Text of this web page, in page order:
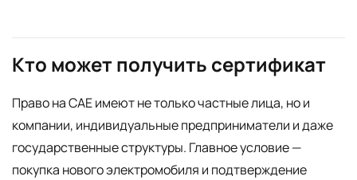
Кто может получить сертификат
Право на CAE имеют не только частные лица, но и
компании, индивидуальные предприниматели и даже
государственные структуры. Главное условие —
покупка нового электромобиля и подтверждение